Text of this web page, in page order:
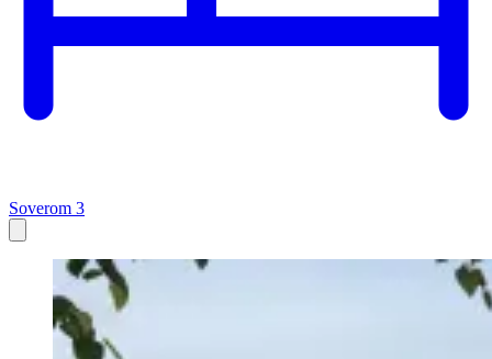
Soverom 3